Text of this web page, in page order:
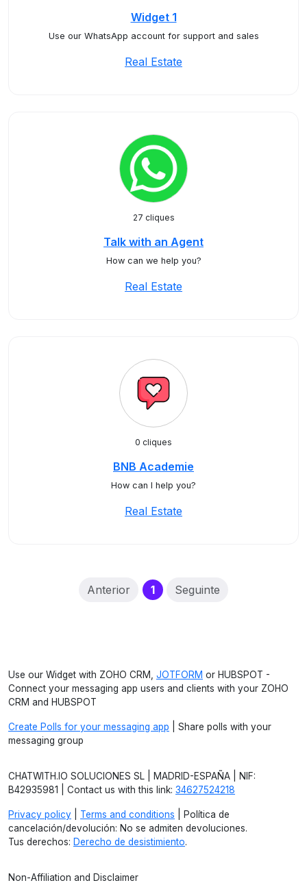
Widget 1
Use our WhatsApp account for support and sales
Real Estate
27 cliques
Talk with an Agent
How can we help you?
Real Estate
0 cliques
BNB Academie
How can I help you?
Real Estate
Anterior 1(current)
Seguinte
Use our Widget with ZOHO CRM, JOTFORM or HUBSPOT -
Connect your messaging app users and clients with your ZOHO
CRM and HUBSPOT
Create Polls for your messaging app | Share polls with your
messaging group
CHATWITH.IO SOLUCIONES SL | MADRID-ESPAÑA | NIF:
B42935981 | Contact us with this link: 34627524218
Privacy policy Terms and conditions | Política de
cancelación/devolución: No se admiten devoluciones.
Tus derechos: Derecho de desistimiento.
Non-Affiliation and Disclaimer